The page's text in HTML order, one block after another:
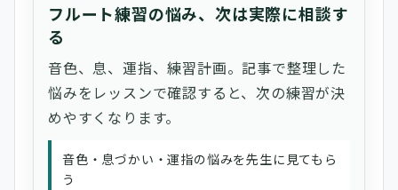
フルート練習の悩み、次は実際に相談す
る
音色、息、運指、練習計画。記事で整理した
悩みをレッスンで確認すると、次の練習が決
めやすくなります。
音色・息づかい・運指の悩みを先生に見てもら
う